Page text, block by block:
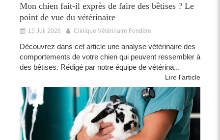
Mon chien fait-il exprès de faire des bêtises ? Le
point de vue du vétérinaire
15 Juil 2026 Clinique Vétérinaire Fondère
Découvrez dans cet article une analyse vétérinaire des
comportements de votre chien qui peuvent ressembler à
des bêtises. Rédigé par notre équipe de vétérina...
Lire l'article